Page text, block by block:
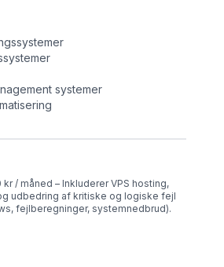
systemer
kr / måned – Inkluderer VPS hosting,
udbedring af kritiske og logiske fejl
fejlberegninger, systemnedbrud).